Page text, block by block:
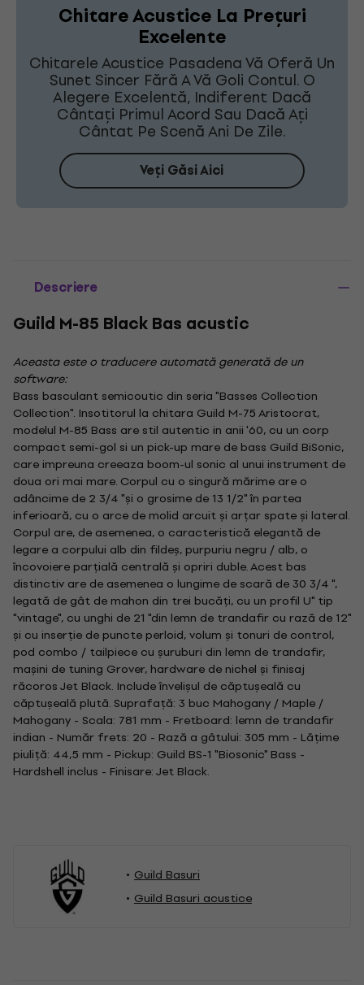
Chitare Acustice La Prețuri
Excelente
Chitarele Acustice Pasadena Vă Oferă Un
Sunet Sincer Fără A Vă Goli Contul. O
Alegere Excelentă, Indiferent Dacă
Cântați Primul Acord Sau Dacă Ați
Cântat Pe Scenă Ani De Zile.
Veți Găsi Aici
Descriere
Guild M-85 Black Bas acustic
Aceasta este o traducere automată generată de un
software:
Bass basculant semicoutic din seria "Basses Collection
Collection". Insotitorul la chitara Guild M-75 Aristocrat,
modelul M-85 Bass are stil autentic in anii '60, cu un corp
compact semi-gol si un pick-up mare de bass Guild BiSonic,
care impreuna creeaza boom-ul sonic al unui instrument de
doua ori mai mare. Corpul cu o singură mărime are o
adâncime de 2 3/4 "și o grosime de 13 1/2" în partea
inferioară, cu o arce de molid arcuit și arțar spate și lateral.
Corpul are, de asemenea, o caracteristică elegantă de
legare a corpului alb din fildeș, purpuriu negru / alb, o
încovoiere parțială centrală și opriri duble. Acest bas
distinctiv are de asemenea o lungime de scară de 30 3/4 ",
legată de gât de mahon din trei bucăți, cu un profil U" tip
"vintage", cu unghi de 21 "din lemn de trandafir cu rază de 12"
și cu inserție de puncte perloid, volum și tonuri de control,
pod combo / tailpiece cu șuruburi din lemn de trandafir,
mașini de tuning Grover, hardware de nichel și finisaj
răcoros Jet Black. Include învelișul de căptușeală cu
căptușeală plută. Suprafață: 3 buc Mahogany / Maple /
Mahogany - Scala: 781 mm - Fretboard: lemn de trandafir
indian - Număr frets: 20 - Rază a gâtului: 305 mm - Lățime
piuliță: 44,5 mm - Pickup: Guild BS-1 "Biosonic" Bass -
Hardshell inclus - Finisare: Jet Black.
Guild Basuri
Guild Basuri acustice